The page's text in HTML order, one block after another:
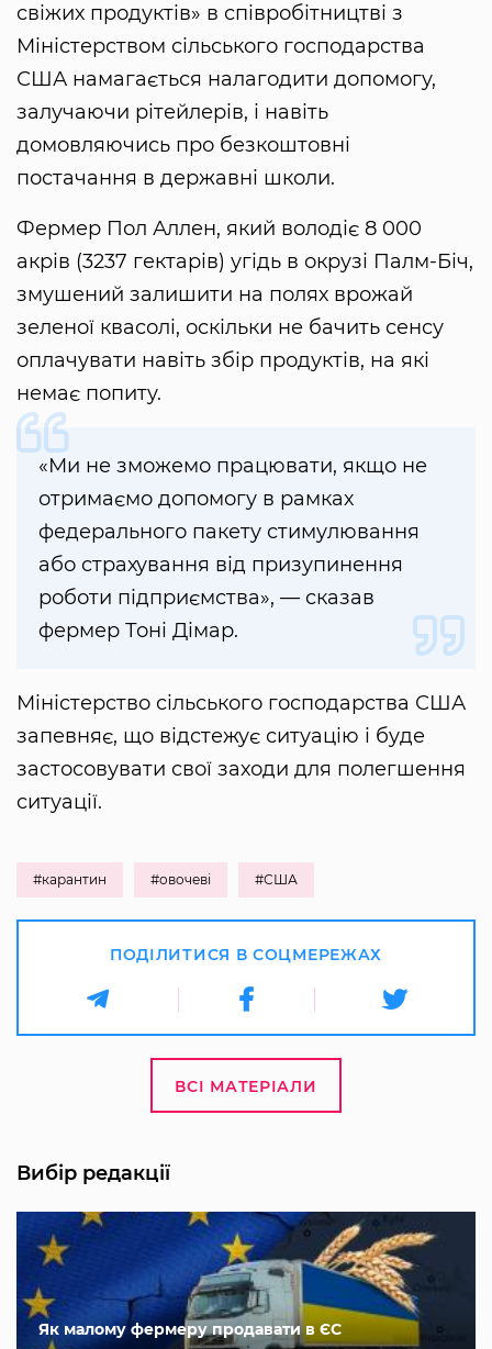
свіжих продуктів» в співробітництві з
Міністерством сільського господарства
США намагається налагодити допомогу,
залучаючи рітейлерів, і навіть
домовляючись про безкоштовні
постачання в державні школи.
Фермер Пол Аллен, який володіє 8 000
акрів (3237 гектарів) угідь в окрузі Палм-Біч,
змушений залишити на полях врожай
зеленої квасолі, оскільки не бачить сенсу
оплачувати навіть збір продуктів, на які
немає попиту.
«Ми не зможемо працювати, якщо не
отримаємо допомогу в рамках
федерального пакету стимулювання
або страхування від призупинення
роботи підприємства», — сказав
фермер Тоні Дімар.
Міністерство сільського господарства США
запевняє, що відстежує ситуацію і буде
застосовувати свої заходи для полегшення
ситуації.
#карантин #овочеві #США
ПОДІЛИТИСЯ В СОЦМЕРЕЖАХ
ВСІ МАТЕРІАЛИ
Вибір редакції
Як малому фермеру продавати в ЄС